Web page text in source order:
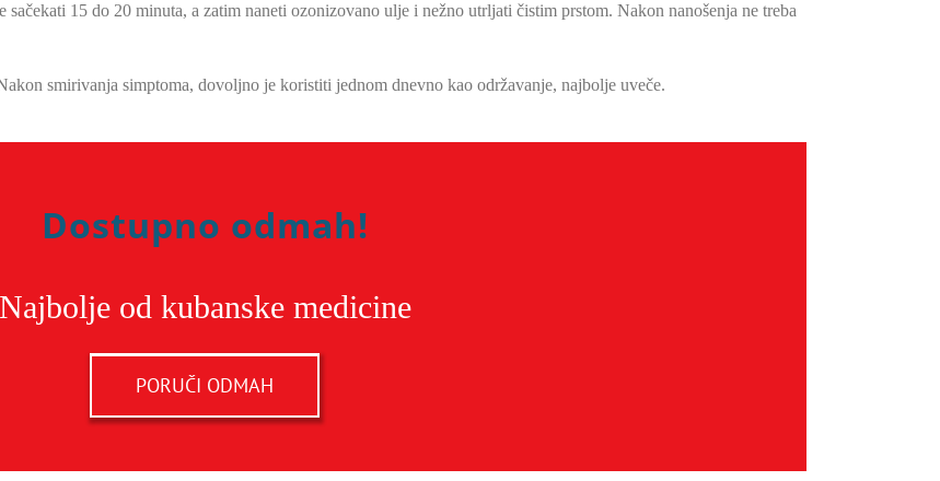
sačekati 15 do 20 minuta, a zatim naneti ozonizovano ulje i nežno utrljati čistim prstom. Nakon nanošenja ne treba
smirivanja simptoma, dovoljno je koristiti jednom dnevno kao održavanje, najbolje uveče.
Dostupno odmah!
Najbolje od kubanske medicine
PORUČI ODMAH